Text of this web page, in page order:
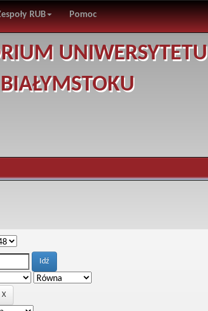
RUB Pomoc
UNIWERSYTETU